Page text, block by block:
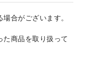
合がございます。
商品を取り扱って